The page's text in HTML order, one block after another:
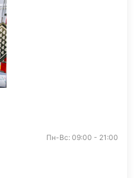
Пн-Вс: 09:00 - 21:00